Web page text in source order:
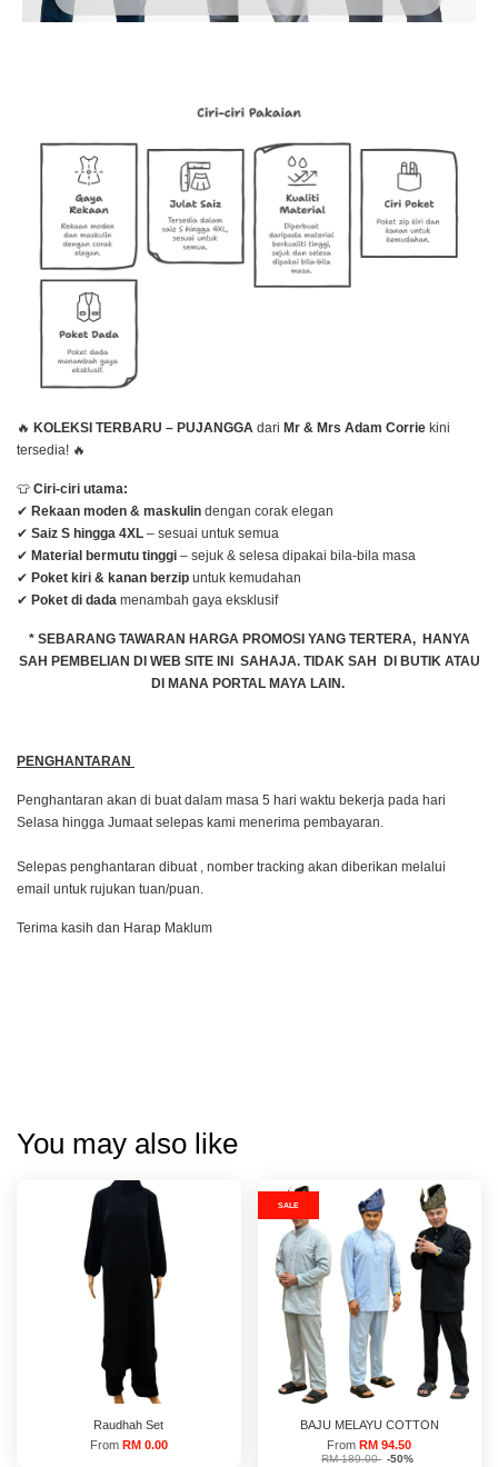
🔥 KOLEKSI TERBARU – PUJANGGA dari Mr & Mrs Adam Corrie kini
tersedia! 🔥
👕 Ciri-ciri utama:
✔ Rekaan moden & maskulin dengan corak elegan
✔ Saiz S hingga 4XL – sesuai untuk semua
✔ Material bermutu tinggi – sejuk & selesa dipakai bila-bila masa
✔ Poket kiri & kanan berzip untuk kemudahan
✔ Poket di dada menambah gaya eksklusif
* SEBARANG TAWARAN HARGA PROMOSI YANG TERTERA, HANYA
SAH PEMBELIAN DI WEB SITE INI SAHAJA. TIDAK SAH DI BUTIK ATAU
DI MANA PORTAL MAYA LAIN.
PENGHANTARAN
Penghantaran akan di buat dalam masa 5 hari waktu bekerja pada hari
Selasa hingga Jumaat selepas kami menerima pembayaran.
Selepas penghantaran dibuat , nomber tracking akan diberikan melalui
email untuk rujukan tuan/puan.
Terima kasih dan Harap Maklum
You may also like
Raudhah Set
From RM 0.00
SALE
BAJU MELAYU COTTON
FromRM 94.50
RM 189.00 -50%